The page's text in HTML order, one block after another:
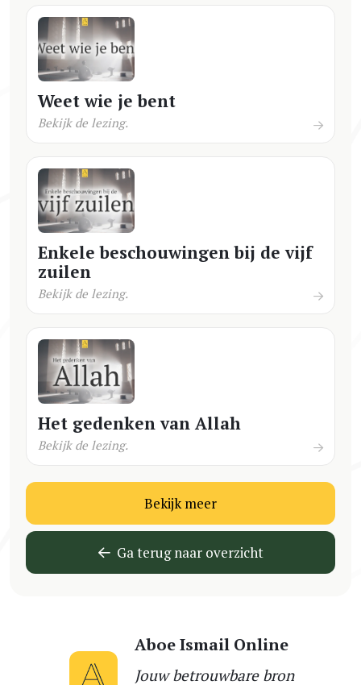
Weet wie je bent
Bekijk de lezing.
Enkele beschouwingen bij de vijf
zuilen
Bekijk de lezing.
Het gedenken van Allah
Bekijk de lezing.
Bekijk meer
Ga terug naar overzicht
Aboe Ismail Online
Jouw betrouwbare bron